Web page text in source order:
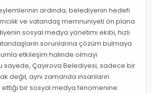
ardında, belediyenin hedefi
ve vatandaş memnuniyeti ön plana
sosyal medya yönetimi ekibi, hızlı
sorunlarına çözüm bulmaya
etkileşim halinde olmayı
sayede, Çayırova Belediyesi, sadece bir
değil, aynı zamanda insanların
bir sosyal medya fenomenine